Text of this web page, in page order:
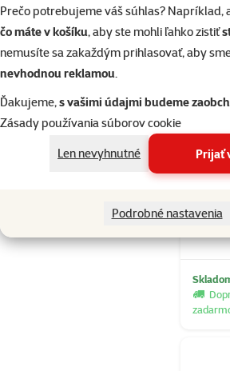
Prečo potrebujeme váš súhlas? Napríklad,
čo máte v košíku, aby ste mohli ľahko zistiť
nemusíte sa zakaždým prihlasovať, aby
nevhodnou reklamou.
Ďakujeme,s vašimi údajmi budeme
Zásady používania súborov cookie
Len nevyhnutné
Prijať
Podrobné nastavenia